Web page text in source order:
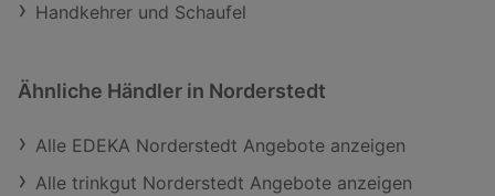
Handkehrer und Schaufel
Ähnliche Händler in Norderstedt
Alle EDEKA Norderstedt Angebote anzeigen
Alle trinkgut Norderstedt Angebote anzeigen